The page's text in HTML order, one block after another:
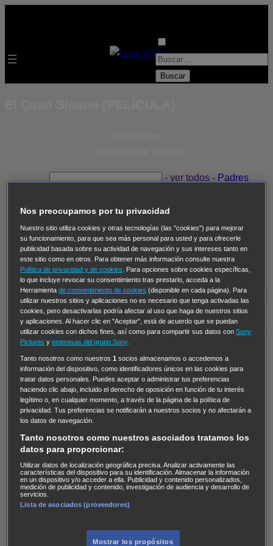
B
- ver todos - Padres
Despedida Salvaje Despedida Salvaje
Thomas, el ojo del FBI Pan Am Dawson crece
Insomnia El Guardián The Blacklist Cinco en familia
Hudson & Rex Diez libras y un sueño Mr Loverman
Regreso al futuro III NUEVE CUERPOS Los últimos
caballeros Tormenta infinita Sing Street Cobra Kai
Tom
y Lola High Country Los casos de Susan Ryeland:
Moonflower Murders Twisted Metal Mentes Criminales:
Evolution Terapia de Choque
Hailey Dean Without Sin: Libre de Culpa Morbius
NCIS: Nueva Orleans
Pandora En fuera de juego
The Shield: Al margen de la ley Duplicated Preacher
The Killing Kind Intersecciones DOC Bite Club
Chicago Fire
de personas desaparecidas Mad Dogs La Sustituta
Ladrón de guante blanco
AXN Masters of Sex Three Pines Accused CarterAlice
Nevers Crossing Lines Einstein Sobrenatural Cómo
defender a un asesino
Reckoning: Ajuste de Cuentas
Nos preocupamos por tu privacidad
Nuestro sitio utiliza cookies y otras tecnologías (las "cookies") para mejorar
su funcionamiento, para que sea más personal para usted y para ofrecerle
publicidad basada sobre su actividad de navegación y sus intereses tanto en
este sitio como en otros. Para obtener más información consulte nuestra
Política de privacidad y de cookies
. Para opciones sobre cookies específicas,
lo que incluye revocar su consentimiento tras prestarlo, acceda a la
Herramientade consentimiento de cookies (disponible en cada página). Para
utilizar nuestros sitios y aplicaciones no es necesario que tenga activadas las
cookies, pero desactivarlas podría afectar al uso que haga de nuestros sitios
y aplicaciones. Al hacer clic en "Aceptar", está de acuerdo que se puedan
utilizar cookies con dichos fines, así como para compartir sus datos conSony
Pictures yempresas del grupo Sony.
Tanto nosotros como nuestros1 socios almacenamos o accedemos a
información del dispositivo, como identificadores únicos en las cookies para
tratar datos personales. Puedes aceptar o administrar tus preferencias
haciendo clic abajo, incluido el derecho de oposición en función de tu interés
legítimo o, en cualquier momento, a través de la página de la política de
privacidad. Tus preferencias se notificarán a nuestros socios y no afectarán a
los datos de navegación.
Tanto nosotros como nuestros asociados tratamos los
datos para proporcionar:
Utilizar datos de localización geográfica precisa. Analizar activamente las
características del dispositivo para su identificación. Almacenar la información
en un dispositivo y/o acceder a ella. Publicidad y contenido personalizados,
medición de publicidad y contenido, investigación de audiencia y desarrollo de
servicios.
Lista de asociados (proveedores)
Mostrar los propósitos